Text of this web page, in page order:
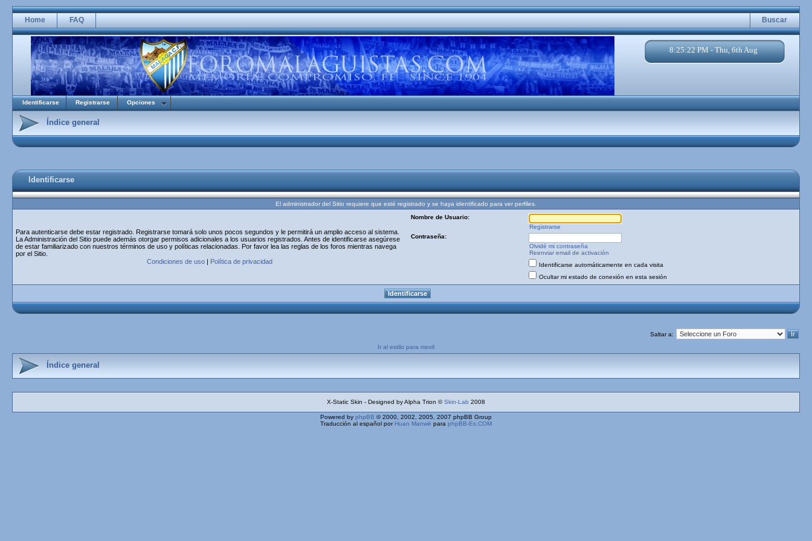
Home FAQ Buscar
8:25:22 PM - Thu, 6th Aug
Identificarse Registrarse Opciones
Índice general
Identificarse
El administrador del Sitio requiere que esté registrado y se haya identificado para ver perfiles.
Para autenticarse debe estar registrado. Registrarse tomará solo unos pocos segundos y le permitirá un amplio acceso al sistema.
La Administración del Sitio puede además otorgar permisos adicionales a los usuarios registrados. Antes de identificarse asegúrese
de estar familiarizado con nuestros términos de uso y políticas relacionadas. Por favor lea las reglas de los foros mientras navega
por el Sitio.
Condiciones de uso| Política de privacidad
Nombre de Usuario:
Registrarse
Contraseña:
Olvidé mi contraseña
Reenviar email de activación
Identificarse automáticamente en cada visita
Ocultar mi estado de conexión en esta sesión
Saltar a:
Ir al estilo para movil
Índice general
X-Static Skin - Designed by Alpha Trion ©Skin-Lab 2008
Powered by phpBB © 2000, 2002, 2005, 2007 phpBB Group
Traducción al español por Huan Manwë para phpBB-Es.COM